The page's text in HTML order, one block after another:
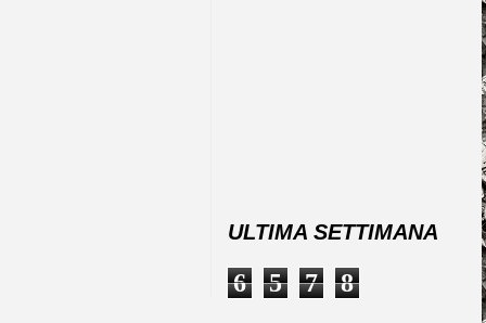
ULTIMA SETTIMANA
6 5 7 8